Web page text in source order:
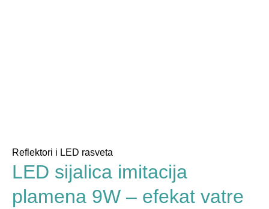
Reflektori i LED rasveta
LED sijalica imitacija
plamena 9W – efekat vatre